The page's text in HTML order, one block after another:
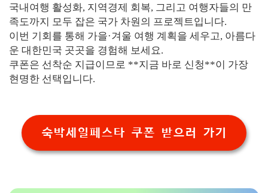
국내여행 활성화, 지역경제 회복, 그리고 여행자들의 만
족도까지 모두 잡은 국가 차원의 프로젝트입니다.
이번 기회를 통해 가을·겨울 여행 계획을 세우고, 아름다
운 대한민국 곳곳을 경험해 보세요.
쿠폰은 선착순 지급이므로 **지금 바로 신청**이 가장
현명한 선택입니다.
숙박세일페스타 쿠폰 받으러 가기